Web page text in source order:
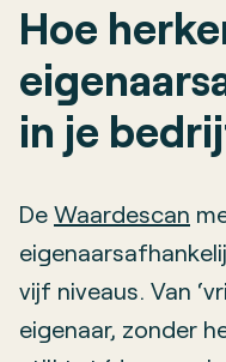
Hoe
in je
De Waardescan
vijf niveaus. Van
eigenaar, zonder